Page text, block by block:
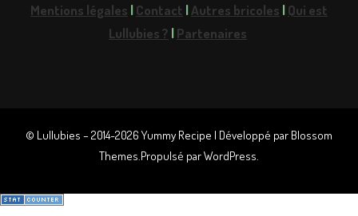
Mentions légales |Contact |Autres bricoles |Qui est
Lullubies ? |Partenaires
© Lullubies – 2014-2026Yummy Recipe | Développé par Blossom
Themes.Propulsé parWordPress.